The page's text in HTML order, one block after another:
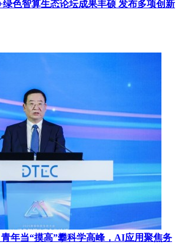
的关键词布局与内容创作，已成为提升搜
素。
代要求商家打破平台壁垒，构建全域搜索
，同时布局3个以上平台的商家，其搜索
台运营提升2.3倍。随着AI技术在搜索推
家需持续优化关键词策略，通过数据驱动
化。
色智算生态论坛成果丰硕 发布多项创新
年当“摸高”攀科学高峰，AI应用聚焦务